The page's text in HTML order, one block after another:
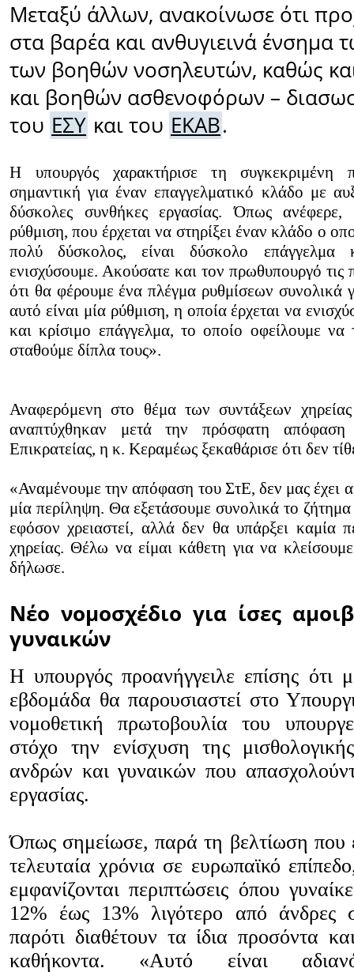
Μεταξύ άλλων, ανακοίνωσε ότι
στα βαρέα και ανθυγιεινά ένσημα
των βοηθών νοσηλευτών, καθώς
και βοηθών ασθενοφόρων –
του ΕΣΥ και του ΕΚΑΒ.
Η υπουργός χαρακτήρισε τη συγκεκριμένη
σημαντική για έναν επαγγελματικό κλάδο με
δύσκολες συνθήκες εργασίας. Όπως ανέφερε,
ρύθμιση, που έρχεται να στηρίξει έναν κλάδο ο
πολύ δύσκολος, είναι δύσκολο
ενισχύσουμε. Ακούσατε και τον πρωθυπουργό τις
ότι θα φέρουμε ένα πλέγμα ρυθμίσεων συνολικά
αυτό είναι μία ρύθμιση, η οποία έρχεται να
και κρίσιμο επάγγελμα, το οποίο οφείλουμε να
σταθούμε δίπλα τους».
Αναφερόμενη στο θέμα των συντάξεων
αναπτύχθηκαν μετά την πρόσφατη
Επικρατείας, η κ. Κεραμέως ξεκαθάρισε ότι δεν
«Αναμένουμε την απόφαση του ΣτΕ, δεν μας έχει
μία περίληψη. Θα εξετάσουμε συνολικά το
εφόσον χρειαστεί, αλλά δεν θα υπάρξει καμία
χηρείας. Θέλω να είμαι κάθετη για να
δήλωσε.
Νέο νομοσχέδιο για ίσες
γυναικών
Η υπουργός προανήγγειλε επίσης ότι
εβδομάδα θα παρουσιαστεί στο
νομοθετική πρωτοβουλία του
στόχο την ενίσχυση της
ανδρών και γυναικών που
εργασίας.
Όπως σημείωσε, παρά τη βελτίωση που
τελευταία χρόνια σε ευρωπαϊκό
εμφανίζονται περιπτώσεις όπου
12% έως 13% λιγότερο από άνδρες
παρότι διαθέτουν τα ίδια προσόντα
καθήκοντα. «Αυτό είναι